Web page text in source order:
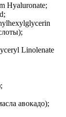
Hyaluronate;
Linolenate
авокадо);